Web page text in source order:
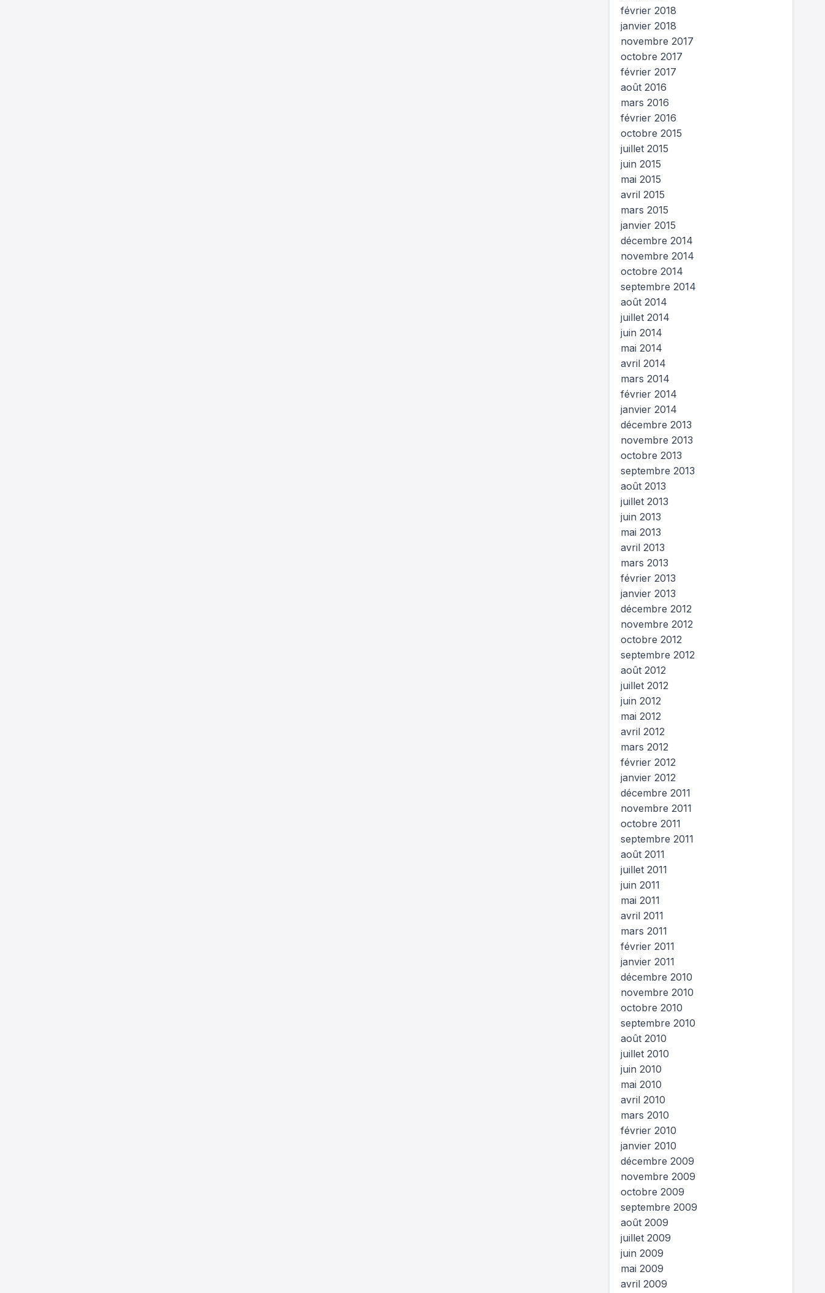
février 2018
janvier 2018
novembre 2017
octobre 2017
février 2017
août 2016
mars 2016
février 2016
octobre 2015
juillet 2015
juin 2015
mai 2015
avril 2015
mars 2015
janvier 2015
décembre 2014
novembre 2014
octobre 2014
septembre 2014
août 2014
juillet 2014
juin 2014
mai 2014
avril 2014
mars 2014
février 2014
janvier 2014
décembre 2013
novembre 2013
octobre 2013
septembre 2013
août 2013
juillet 2013
juin 2013
mai 2013
avril 2013
mars 2013
février 2013
janvier 2013
décembre 2012
novembre 2012
octobre 2012
septembre 2012
août 2012
juillet 2012
juin 2012
mai 2012
avril 2012
mars 2012
février 2012
janvier 2012
décembre 2011
novembre 2011
octobre 2011
septembre 2011
août 2011
juillet 2011
juin 2011
mai 2011
avril 2011
mars 2011
février 2011
janvier 2011
décembre 2010
novembre 2010
octobre 2010
septembre 2010
août 2010
juillet 2010
juin 2010
mai 2010
avril 2010
mars 2010
février 2010
janvier 2010
décembre 2009
novembre 2009
octobre 2009
septembre 2009
août 2009
juillet 2009
juin 2009
mai 2009
avril 2009